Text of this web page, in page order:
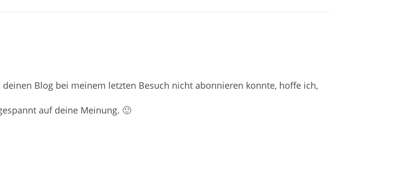
Blog bei meinem letzten Besuch nicht abonnieren konnte, hoffe ich,
auf deine Meinung. 🙂